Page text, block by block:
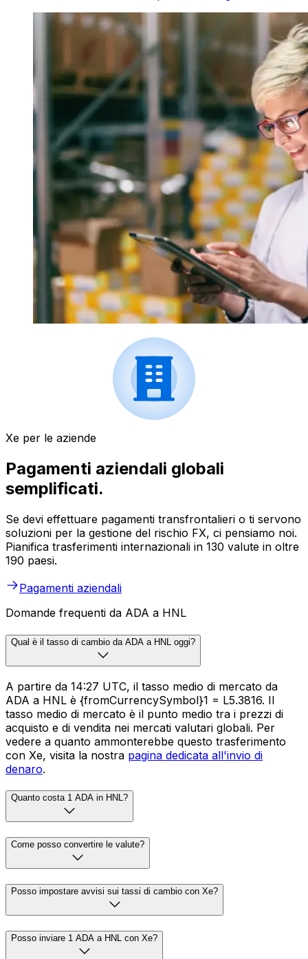
Xe per le aziende
Pagamenti aziendali globali
semplificati.
Se devi effettuare pagamenti transfrontalieri o ti servono
soluzioni per la gestione del rischio FX, ci pensiamo noi.
Pianifica trasferimenti internazionali in 130 valute in oltre
190 paesi.
Pagamenti aziendali
Domande frequenti da ADA a HNL
Qual è il tasso di cambio da ADA a HNL oggi?
A partire da 14:27 UTC, il tasso medio di mercato da
ADA a HNL è {fromCurrencySymbol}1 = L5.3816. Il
tasso medio di mercato è il punto medio tra i prezzi di
acquisto e di vendita nei mercati valutari globali. Per
vedere a quanto ammonterebbe questo trasferimento
con Xe, visita la nostra pagina dedicata all'invio di
denaro.
Quanto costa 1 ADA in HNL?
Come posso convertire le valute?
Posso impostare avvisi sui tassi di cambio con Xe?
Posso inviare 1 ADA a HNL con Xe?